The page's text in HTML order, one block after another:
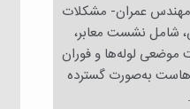
مهندس عمران- مشکلات
شامل نشست معابر،
موضعی لوله‌ها و فوران
به‌صورت گسترده